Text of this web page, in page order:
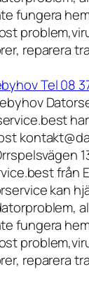
fungera
reparera
Tel 08
från
kan
fungera
reparera